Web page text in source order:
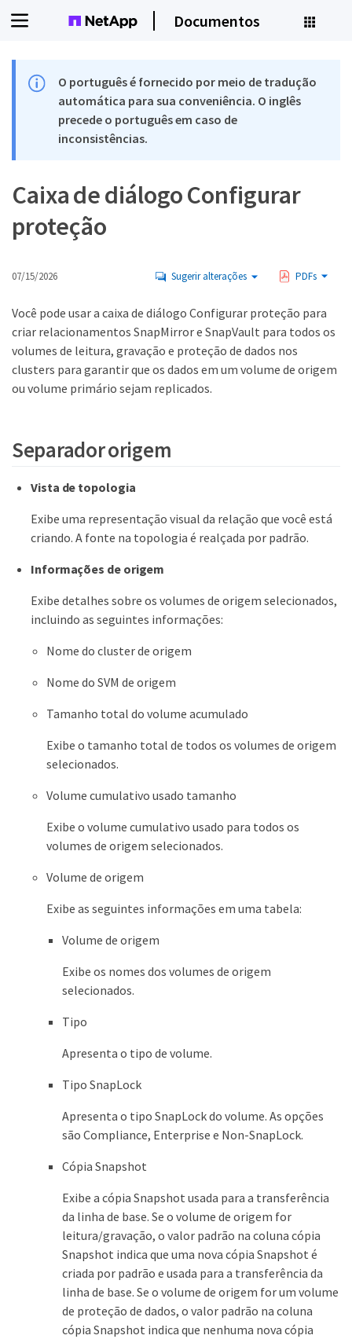
Documentos
O português é fornecido por meio de tradução
automática para sua conveniência. O inglês
precede o português em caso de
inconsistências.
Caixa de diálogo Configurar
proteção
07/15/2026 Sugerir alterações PDFs
Você pode usar a caixa de diálogo Configurar proteção para
criar relacionamentos SnapMirror e SnapVault para todos os
volumes de leitura, gravação e proteção de dados nos
clusters para garantir que os dados em um volume de origem
ou volume primário sejam replicados.
Separador origem
Vista de topologia
Exibe uma representação visual da relação que você está
criando. A fonte na topologia é realçada por padrão.
Informações de origem
Exibe detalhes sobre os volumes de origem selecionados,
incluindo as seguintes informações:
Nome do cluster de origem
Nome do SVM de origem
Tamanho total do volume acumulado
Exibe o tamanho total de todos os volumes de origem
selecionados.
Volume cumulativo usado tamanho
Exibe o volume cumulativo usado para todos os
volumes de origem selecionados.
Volume de origem
Exibe as seguintes informações em uma tabela:
Volume de origem
Exibe os nomes dos volumes de origem
selecionados.
Tipo
Apresenta o tipo de volume.
Tipo SnapLock
Apresenta o tipo SnapLock do volume. As opções
são Compliance, Enterprise e Non-SnapLock.
Cópia Snapshot
Exibe a cópia Snapshot usada para a transferência
da linha de base. Se o volume de origem for
leitura/gravação, o valor padrão na coluna cópia
Snapshot indica que uma nova cópia Snapshot é
criada por padrão e usada para a transferência da
linha de base. Se o volume de origem for um volume
de proteção de dados, o valor padrão na coluna
cópia Snapshot indica que nenhuma nova cópia